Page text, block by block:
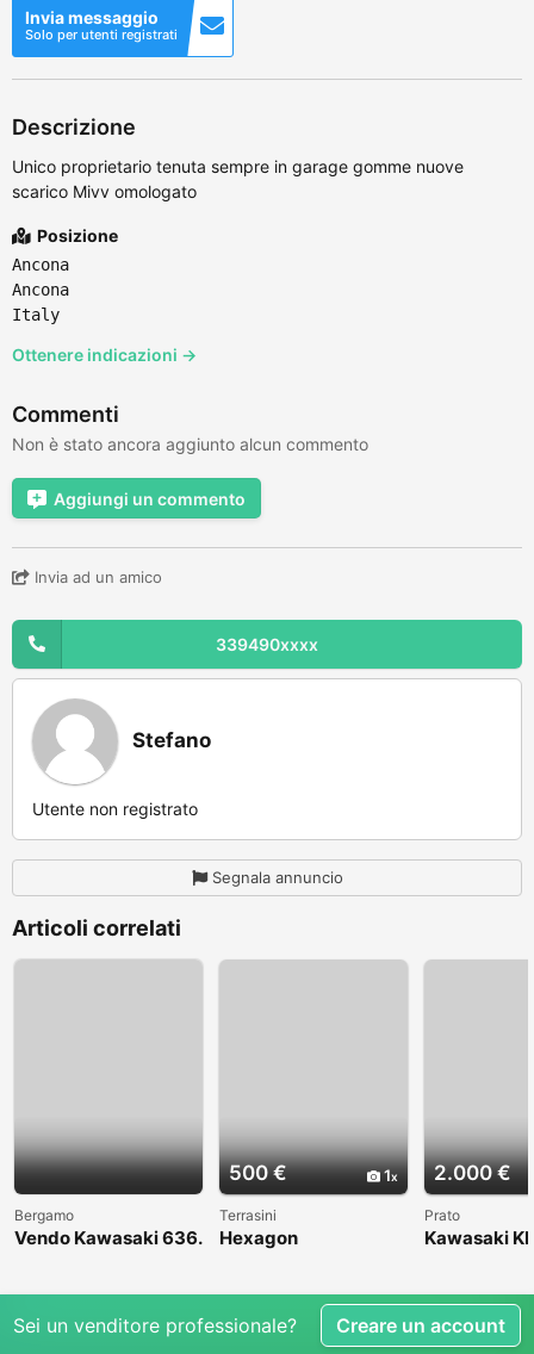
Invia messaggio
Solo per utenti registrati
Descrizione
Unico proprietario tenuta sempre in garage gomme nuove
scarico Mivv omologato
Posizione
Ancona
Ancona
Italy
Ottenere indicazioni →
Commenti
Non è stato ancora aggiunto alcun commento
Aggiungi un commento
Invia ad un amico
339490xxxx
Stefano
Utente non registrato
Segnala annuncio
Articoli correlati
Bergamo
Vendo Kawasaki 636.
500 € 1
Terrasini
Hexagon
2.000 €
Prato
Kawasaki
Sei un venditore professionale? Creare un account